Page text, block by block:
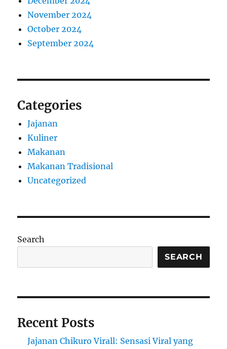
November 2024
October 2024
September 2024
Categories
Jajanan
Kuliner
Makanan
Makanan Tradisional
Uncategorized
Search
SEARCH
Recent Posts
Jajanan Chikuro Virall: Sensasi Viral yang